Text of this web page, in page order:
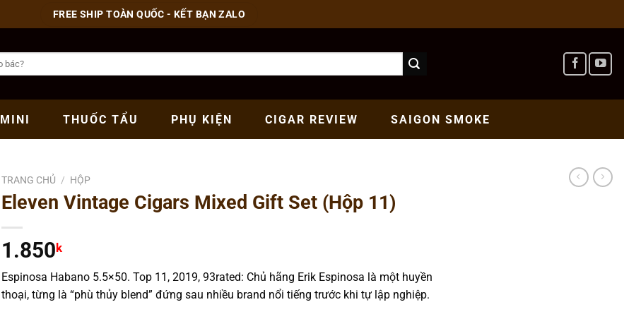
FREE SHIP TOÀN QUỐC - KẾT BẠN ZALO
MINI THUỐC TẨU PHỤ KIỆN CIGAR REVIEW SAIGON SMOKE
TRANG CHỦ / HỘP
Eleven Vintage Cigars Mixed Gift Set (Hộp 11)
1.850 k
Espinosa Habano 5.5×50. Top 11, 2019, 93rated: Chủ hãng Erik Espinosa là một huyền
thoại, từng là “phù thủy blend” đứng sau nhiều brand nổi tiếng trước khi tự lập nghiệp.